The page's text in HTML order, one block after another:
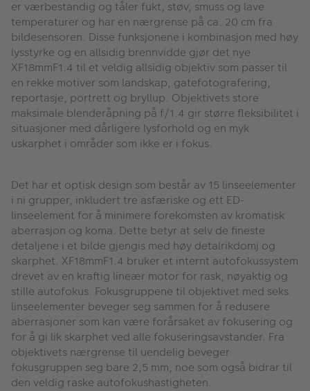
er værbestandig og tåler fukt, støv, smuss og lave
temperaturer og har en nærgrense på ca. 20 cm fra
bildesensoren. Disse funksjonene i kombinasjon med høy
lysstyrke og en allsidig brennvidde gjør det nye
XF18mmF1.4 til et veldig allsidig objektiv som passer til
en rekke motiver som landskap, gatefotografering,
reportasje, portrett og bryllup. Objektivets store
maksimale blenderåpning på f/1.4 gir større fleksibilitet i
situasjoner med dårligere lysforhold og en myk
uskarphet i områder som ikke er i fokus.
Det har et optisk design som består av 15 linseelementer
i ni grupper, inkludert tre asfæriske og ett ED-
linseelement for å minimere forekomsten av kromatisk
aberrasjon og koma. Dette betyr at selv de fineste
detaljene i et bilde gjengis med høy detalrikdomj og
skarphet. XF18mmF1.4 bruker et internt autofokussystem
drevet av en kraftig lineær motor for rask, nøyaktig og
stille autofokus. Fokusgruppene til objektivet med seks
linseelementer beveger seg sammen for å redusere
aberrasjoner som kan være forårsaket av fokusering og
for å gi lik skarphet ved alle fokuseringsavstander. Fra
objektivets nærgrense til uendelig beveger
fokusgruppen seg bare 2,5 mm, noe som også bidrar til
den veldig raske autofokushastigheten.